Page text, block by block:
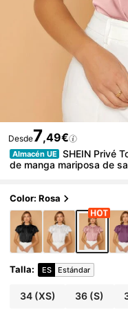
Desde7,49€
Almacén UE
SHEIN Privé
de manga mariposa de
Color: Rosa
Talla: ES Estándar
34(XS) 36 (S)